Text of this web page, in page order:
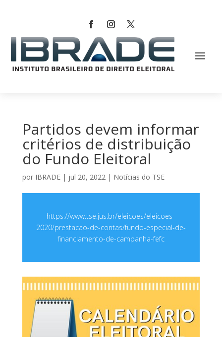
Partidos devem informar
critérios de distribuição
do Fundo Eleitoral
por IBRADE| jul 20, 2022| Notícias do TSE
https://www.tse.jus.br/eleicoes/eleicoes-
2020/prestacao-de-contas/fundo-especial-de-
financiamento-de-campanha-fefc